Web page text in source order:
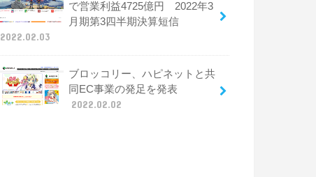
で営業利益4725億円 2022年3
月期第3四半期決算短信
2022.02.03
ブロッコリー、ハピネットと共
同EC事業の発足を発表
2022.02.02